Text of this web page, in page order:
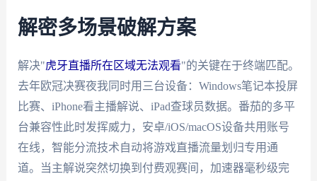
解密多场景破解方案
解决"虎牙直播所在区域无法观看"的关键在于终端匹配。
去年欧冠决赛夜我同时用三台设备：Windows笔记本投屏
比赛、iPhone看主播解说、iPad查球员数据。番茄的多平
台兼容性此时发挥威力，安卓/iOS/macOS设备共用账号
在线，智能分流技术自动将游戏直播流量划归专用通
道。当主解说突然切换到付费观赛间，加速器毫秒级完